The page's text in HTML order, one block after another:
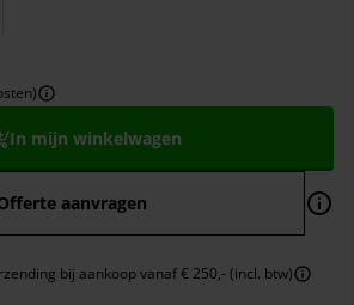
In mijn winkelwagen
aanvragen
bij aankoop vanaf € 250,- (incl. btw)